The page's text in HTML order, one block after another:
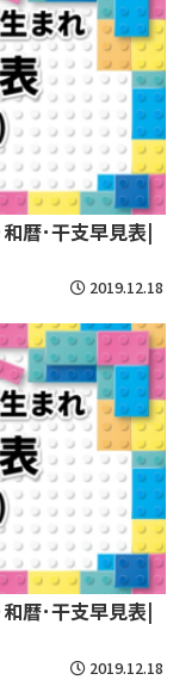
暦･干支早見表|
2019.12.18
暦･干支早見表|
2019.12.18